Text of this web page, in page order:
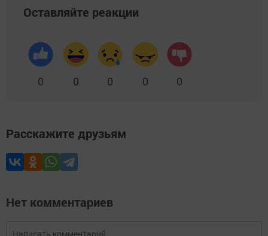
Оставляйте реакции
0 0 0 0 0
Расскажите друзьям
Нет комментариев